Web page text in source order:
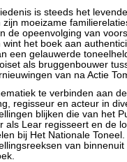
is steeds het
moeizame
de opeenvolging van
het boek aan
een gelauwerde
als bruggenbouwer
van na Actie
te verbinden aan
regisseur en acteur in
blijken die van het
als Lear regisseert en de
bij Het Nationale
van